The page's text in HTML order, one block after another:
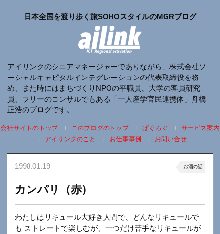
日本全国を渡り歩く旅SOHOスタイルのMGRブログ
アイリンクのシニアマネージャーでありながら、株式会社ソ
ーシャルキャピタルインテグレーションの代表取締役を務
め、また時にはまちづくりNPOの平職員、大学の客員研究
員、フリーのコンサルでもある「一人産学官民連携体」舟橋
正浩のブログです。
会社サイトのトップ このブログのトップ ぱぐろぐ
サービス案内
アイリンクのこと
お仕事事例 お問い合せ
1998.01.19 お酒の話
カンパリ（赤）
わたしはリキュール大好き人間で、どんなリキュールで
も ストレートで楽しむが、一つだけ苦手なリキュールが